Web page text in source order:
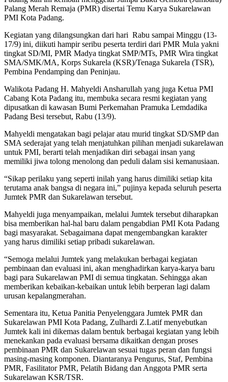
Palang Merah Remaja (PMR) disertai Temu Karya Sukarelawan
PMI Kota Padang.
Kegiatan yang dilangsungkan dari hari Rabu sampai Minggu (13-
17/9) ini, diikuti hampir seribu peserta terdiri dari PMR Mula yakni
tingkat SD/MI, PMR Madya tingkat SMP/MTs, PMR Wira tingkat
SMA/SMK/MA, Korps Sukarela (KSR)/Tenaga Sukarela (TSR),
Pembina Pendamping dan Peninjau.
Walikota Padang H. Mahyeldi Ansharullah yang juga Ketua PMI
Cabang Kota Padang itu, membuka secara resmi kegiatan yang
dipusatkan di kawasan Bumi Perkemahan Pramuka Lemdadika
Padang Besi tersebut, Rabu (13/9).
Mahyeldi mengatakan bagi pelajar atau murid tingkat SD/SMP dan
SMA sederajat yang telah menjatuhkan pilihan menjadi sukarelawan
untuk PMI, berarti telah menjadikan diri sebagai insan yang
memiliki jiwa tolong menolong dan peduli dalam sisi kemanusiaan.
“Sikap perilaku yang seperti inilah yang harus dimiliki setiap kita
terutama anak bangsa di negara ini,” pujinya kepada seluruh peserta
Jumtek PMR dan Sukarelawan tersebut.
Mahyeldi juga menyampaikan, melalui Jumtek tersebut diharapkan
bisa memberikan hal-hal baru dalam pengabdian PMI Kota Padang
bagi masyarakat. Sebagaimana dapat mengembangkan karakter
yang harus dimiliki setiap pribadi sukarelawan.
“Semoga melalui Jumtek yang melakukan berbagai kegiatan
pembinaan dan evaluasi ini, akan menghadirkan karya-karya baru
bagi para Sukarelawan PMI di semua tingkatan. Sehingga akan
memberikan kebaikan-kebaikan untuk lebih berperan lagi dalam
urusan kepalangmerahan.
Sementara itu, Ketua Panitia Penyelenggara Jumtek PMR dan
Sukarelawan PMI Kota Padang, Zulhardi Z.Latif menyebutkan
Jumtek kali ini dikemas dalam bentuk berbagai kegiatan yang lebih
menekankan pada evaluasi bersama dikaitkan dengan proses
pembinaan PMR dan Sukarelawan sesuai tugas peran dan fungsi
masing-masing komponen. Diantaranya Pengurus, Staf, Pembina
PMR, Fasilitator PMR, Pelatih Bidang dan Anggota PMR serta
Sukarelawan KSR/TSR.